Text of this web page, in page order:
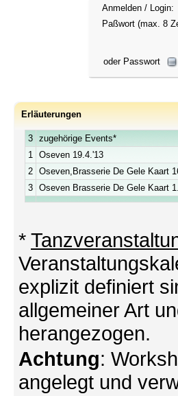
Anmelden / Login:
Paßwort (max. 8
oder Passwort
Erläuterungen
3 zugehörige Events*
1 Oseven 19.4.'13
2 Oseven,Brasserie De Gele Kaart
3 Oseven Brasserie De Gele Kaart
*
explizit definiert
allgemeiner Art
herangezogen.
Achtung:
angelegt und